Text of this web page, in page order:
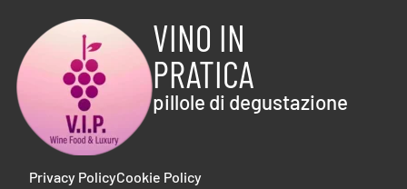
VINO IN
PRATICA
pillole di degustazione
Privacy PolicyCookie Policy